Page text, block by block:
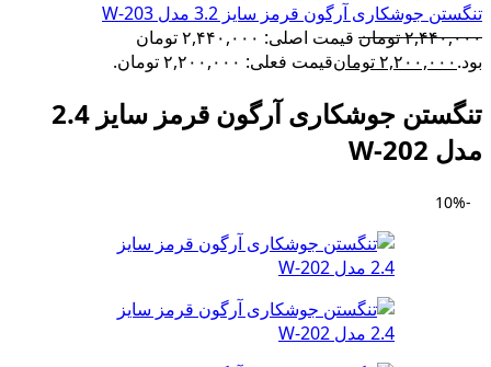
تنگستن جوشکاری آرگون قرمز سایز 3.2 مدل W-203
۲,۴۴۰,۰۰۰تومان
قیمت اصلی: ۲,۴۴۰,۰۰۰ تومان
بود.۲,۲۰۰,۰۰۰تومانقیمت فعلی: ۲,۲۰۰,۰۰۰ تومان.
تنگستن جوشکاری آرگون قرمز سایز 2.4
مدل W-202
-10%